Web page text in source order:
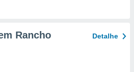
Rancho
Detalhe